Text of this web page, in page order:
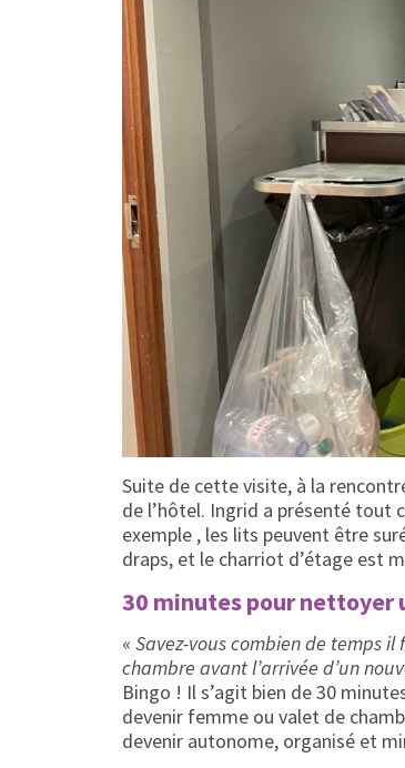
Suite de cette visite, à la
de l’hôtel. Ingrid a présenté tout
exemple , les lits peuvent être
draps, et le charriot d’étage est
30 minutes pour nettoyer
« Savez-vous combien de temps
chambre avant l’arrivée d’un
Bingo ! Il s’agit bien de 30
devenir femme ou valet de
devenir autonome, organisé et